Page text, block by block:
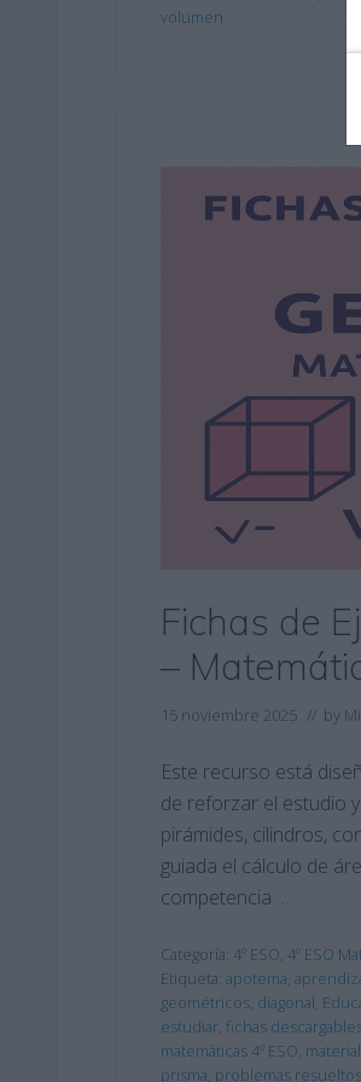
volumen
Fichas de
–
15 noviembre 2025 // by
Este recurso está
de reforzar el estudio
pirámides, cilindros,
guiada el cálculo de
competencia …
Categoría: 4º ESO, 4º ESO
Etiqueta: apotema,
geométricos, diagonal,
estudiar, fichas
matemáticas 4º ESO,
prisma, problemas resueltos